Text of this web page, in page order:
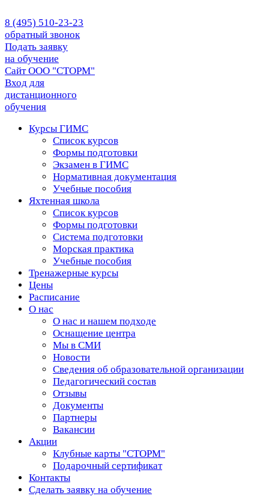
8 (495) 510-23-23
обратный звонок
Подать заявку
на обучение
Сайт ООО "СТОРМ"
Вход для
дистанционного
обучения
Курсы ГИМС
Список курсов
Формы подготовки
Экзамен в ГИМС
Нормативная документация
Учебные пособия
Яхтенная школа
Список курсов
Формы подготовки
Cистема подготовки
Морская практика
Учебные пособия
Тренажерные курсы
Цены
Расписание
О нас
О нас и нашем подходе
Оснащение центра
Мы в СМИ
Новости
Сведения об образовательной организации
Педагогический состав
Отзывы
Документы
Партнеры
Вакансии
Акции
Клубные карты "СТОРМ"
Подарочный сертификат
Контакты
Сделать заявку на обучение